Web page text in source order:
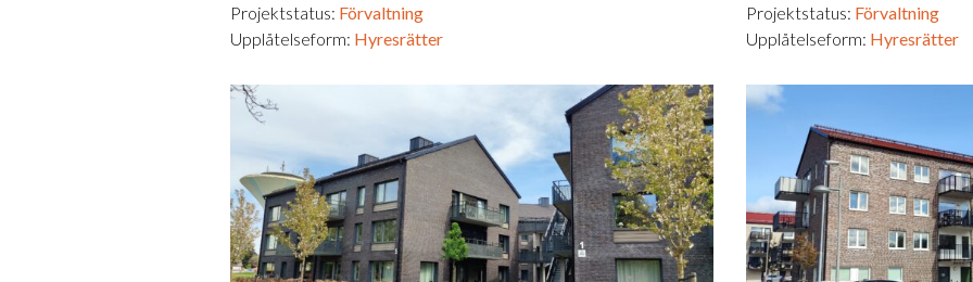
Projektstatus: Förvaltning
Upplåtelseform: Hyresrätter
Projektstatus: Förvaltning
Upplåtelseform: Hyresrätter